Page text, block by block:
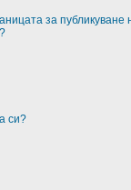
за
си?